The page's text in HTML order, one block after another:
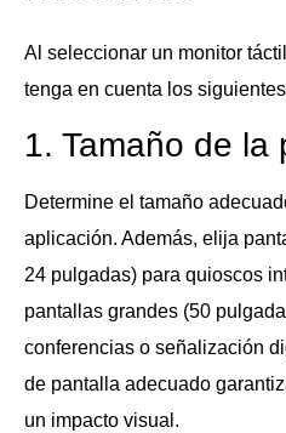
Al seleccionar un monitor
tenga en cuenta los
1. Tamaño de la
Determine el tamaño
aplicación. Además, elija
24 pulgadas) para quioscos
pantallas grandes (50
conferencias o señalización
de pantalla adecuado
un impacto visual.